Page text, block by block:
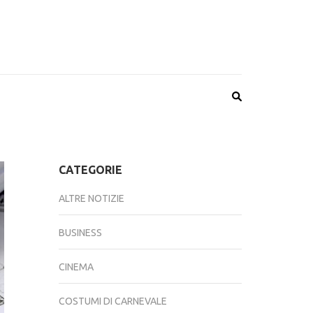
CATEGORIE
ALTRE NOTIZIE
BUSINESS
CINEMA
COSTUMI DI CARNEVALE